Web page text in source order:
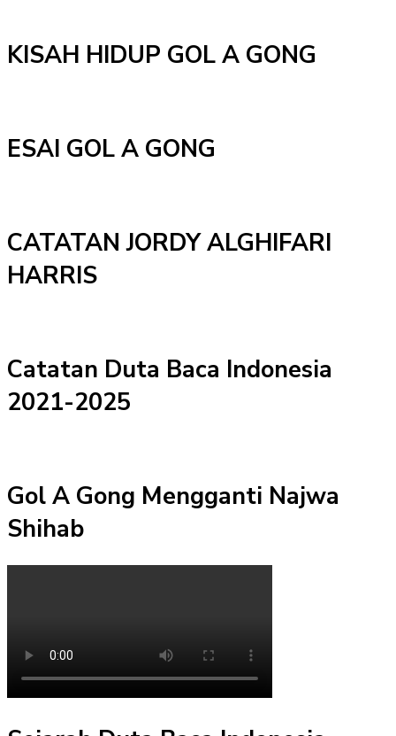
KISAH HIDUP GOL A GONG
ESAI GOL A GONG
CATATAN JORDY ALGHIFARI
HARRIS
Catatan Duta Baca Indonesia
2021-2025
Gol A Gong Mengganti Najwa
Shihab